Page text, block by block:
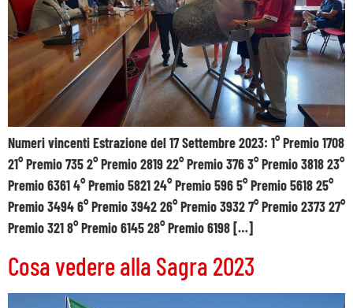
Numeri vincenti Estrazione del 17 Settembre 2023: 1° Premio 1708
21° Premio 735 2° Premio 2819 22° Premio 376 3° Premio 3818 23°
Premio 6361 4° Premio 5821 24° Premio 596 5° Premio 5618 25°
Premio 3494 6° Premio 3942 26° Premio 3932 7° Premio 2373 27°
Premio 321 8° Premio 6145 28° Premio 6198 […]
Cosa vedere alla Sagra 2023